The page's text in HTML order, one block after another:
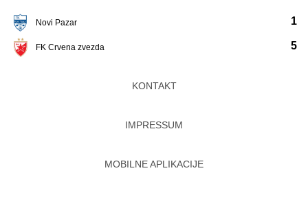
Novi Pazar
FK Crvena zvezda
1
5
KONTAKT
IMPRESSUM
MOBILNE APLIKACIJE